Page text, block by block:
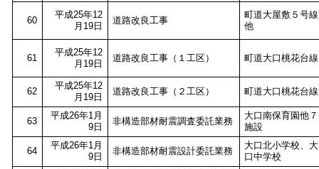
60
平成25年12
月19日
道路改良工事
町道大屋敷５号線
他
61
平成25年12
月19日
道路改良工事（１工区） 町道大口桃花台線
62
平成25年12
月19日
道路改良工事（２工区） 町道大口桃花台線
63
平成26年1月
9日
非構造部材耐震調査委託業務
大口南保育園他７
施設
64
平成26年1月
9日
非構造部材耐震設計委託業務
大口北小学校、大
口中学校